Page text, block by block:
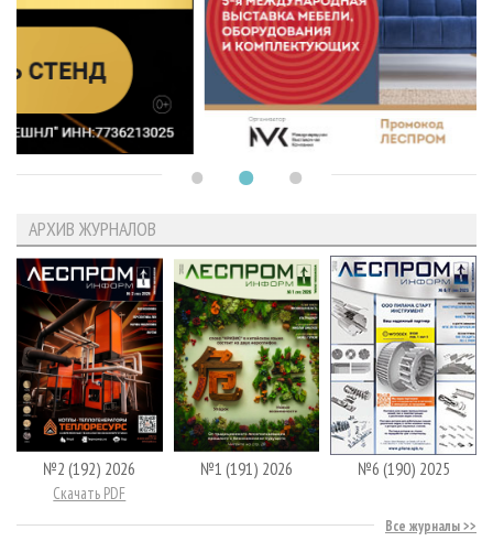
АРХИВ ЖУРНАЛОВ
№2 (192) 2026
Скачать PDF
№1 (191) 2026 №6 (190) 2025
Все журналы